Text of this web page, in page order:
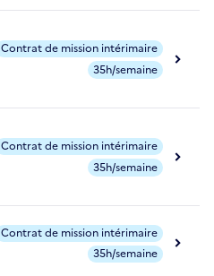
Contrat de mission intérimaire
35h/semaine
Contrat de mission intérimaire
35h/semaine
Contrat de mission intérimaire
35h/semaine